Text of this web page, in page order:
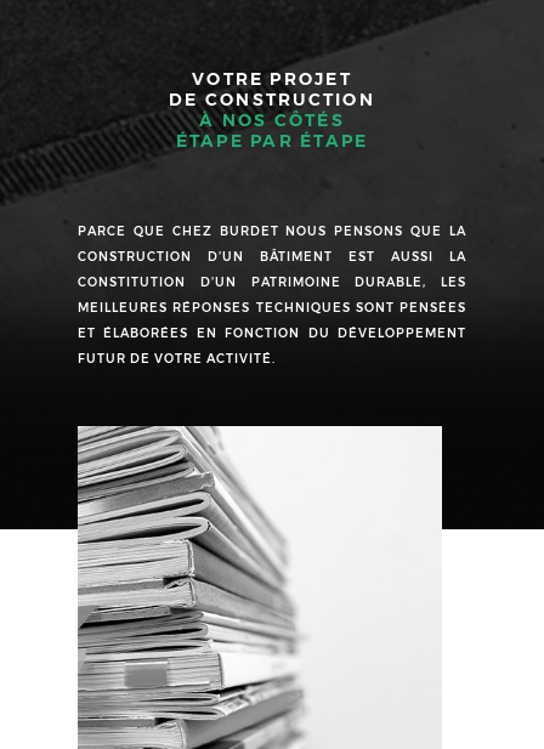
VOTRE PROJET
DE CONSTRUCTION
À NOS CÔTÉS
ÉTAPE PAR ÉTAPE
PARCE QUE CHEZ BURDET NOUS PENSONS QUE LA
CONSTRUCTION D’UN BÂTIMENT EST AUSSI LA
CONSTITUTION D’UN PATRIMOINE DURABLE, LES
MEILLEURES RÉPONSES TECHNIQUES SONT PENSÉES
ET ÉLABORÉES EN FONCTION
DU DÉVELOPPEMENT
FUTUR DE VOTRE ACTIVITÉ.